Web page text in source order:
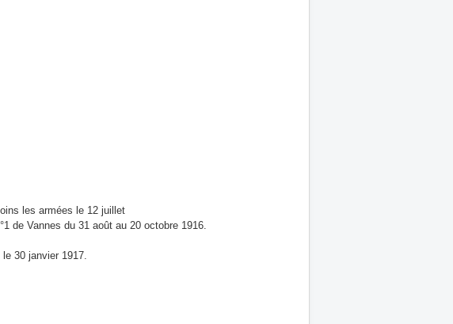
les armées le 12 juillet
de Vannes du 31 août au 20 octobre 1916.
30 janvier 1917.